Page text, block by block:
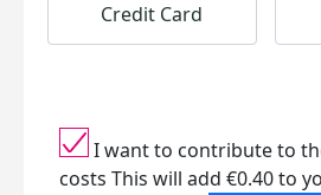
Credit Card
I want to contribute to
costs This will add €0.40 to